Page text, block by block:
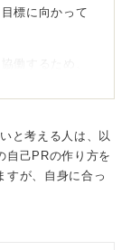
標に向かって
働するため、
うに、伝え方
家」をアピー
と考える人は、以
自己PRの作り方を
すが、自身に合っ